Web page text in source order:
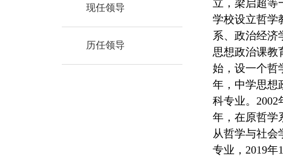
现任领导
历任领导
立，梁启超等
学校设立哲学
系、政治经济
思想政治课教
始，设一个哲
年，中学思想
科专业。
年，在原哲学
从哲学与社会
专业，2019年